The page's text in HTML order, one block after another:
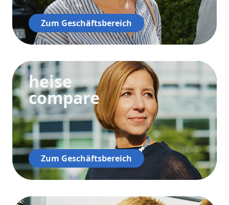
Zum Geschäftsbereich
heise
compare
Zum Geschäftsbereich